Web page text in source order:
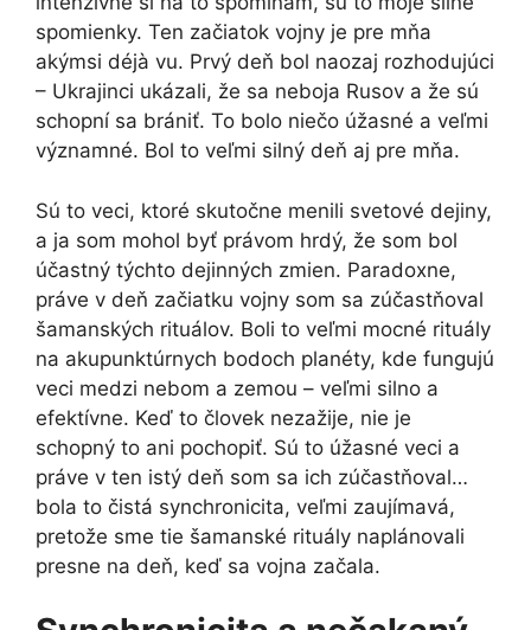
spomienky. Ten začiatok vojny je pre mňa
akýmsi déjà vu. Prvý deň bol naozaj rozhodujúci
– Ukrajinci ukázali, že sa neboja Rusov a že sú
schopní sa brániť. To bolo niečo úžasné a veľmi
významné. Bol to veľmi silný deň aj pre mňa.
Sú to veci, ktoré skutočne menili svetové dejiny,
a ja som mohol byť právom hrdý, že som bol
účastný týchto dejinných zmien. Paradoxne,
práve v deň začiatku vojny som sa zúčastňoval
šamanských rituálov. Boli to veľmi mocné rituály
na akupunktúrnych bodoch planéty, kde fungujú
veci medzi nebom a zemou – veľmi silno a
efektívne. Keď to človek nezažije, nie je
schopný to ani pochopiť. Sú to úžasné veci a
práve v ten istý deň som sa ich zúčastňoval…
bola to čistá synchronicita, veľmi zaujímavá,
pretože sme tie šamanské rituály naplánovali
presne na deň, keď sa vojna začala.